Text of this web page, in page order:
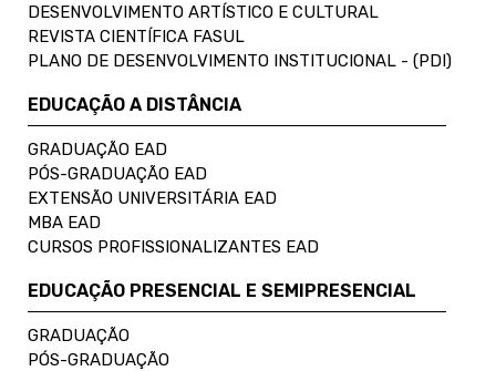
DESENVOLVIMENTO ARTÍSTICO E CULTURAL
REVISTA CIENTÍFICA FASUL
PLANO DE DESENVOLVIMENTO INSTITUCIONAL - (PDI)
EDUCAÇÃO A DISTÂNCIA
GRADUAÇÃO EAD
PÓS-GRADUAÇÃO EAD
EXTENSÃO UNIVERSITÁRIA EAD
MBA EAD
CURSOS PROFISSIONALIZANTES EAD
EDUCAÇÃO PRESENCIAL E SEMIPRESENCIAL
GRADUAÇÃO
PÓS-GRADUAÇÃO